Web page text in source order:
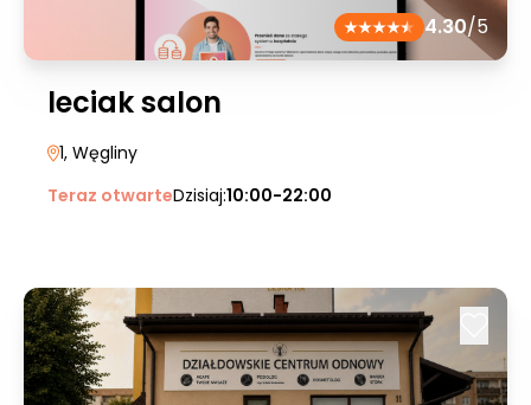
4.30/5
leciak salon
1, Węgliny
Teraz otwarteDzisiaj:10:00-22:00